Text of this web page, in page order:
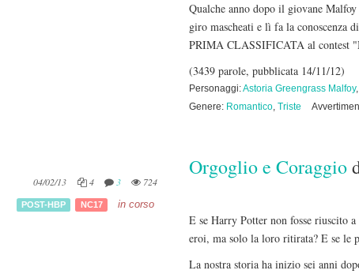
Qualche anno dopo il giovane
giro mascheati e lì fa la conoscenza
PRIMA CLASSIFICATA al contest
(3439 parole, pubblicata 14/11/12)
Personaggi:Astoria Greengrass Malfoy,
Genere: Romantico, Triste
04/02/13 4 3 724
POST-HBP NC17 in corso
Orgoglio e Coraggio
E se Harry Potter non fosse riuscito
eroi, ma solo la loro ritirata? E se le
La nostra storia ha inizio sei anni